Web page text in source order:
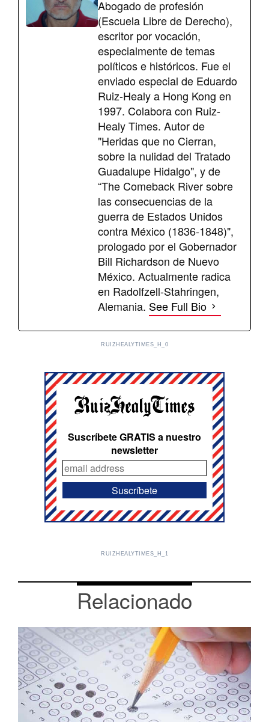
Abogado de profesión
(Escuela Libre de Derecho),
escritor por vocación,
especialmente de temas
políticos e históricos. Fue el
enviado especial de Eduardo
Ruiz-Healy a Hong Kong en
1997. Colabora con Ruiz-
Healy Times. Autor de
"Heridas que no Cierran,
sobre la nulidad del Tratado
Guadalupe Hidalgo", y de
“The Comeback River sobre
las consecuencias de la
guerra de Estados Unidos
contra México (1836-1848)",
prologado por el Gobernador
Bill Richardson de Nuevo
México. Actualmente radica
en Radolfzell-Stahringen,
Alemania. See Full Bio
RUIZHEALYTIMES_H_0
Suscríbete GRATIS a nuestro
newsletter
RUIZHEALYTIMES_H_1
Relacionado